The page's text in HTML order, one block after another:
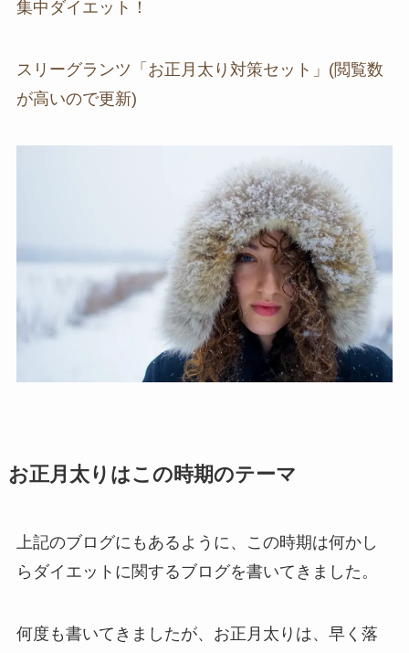
集中ダイエット！
スリーグランツ「お正月太り対策セット」(閲覧数
が高いので更新)
お正月太りはこの時期のテーマ
上記のブログにもあるように、この時期は何かし
らダイエットに関するブログを書いてきました。
何度も書いてきましたが、お正月太りは、早く落